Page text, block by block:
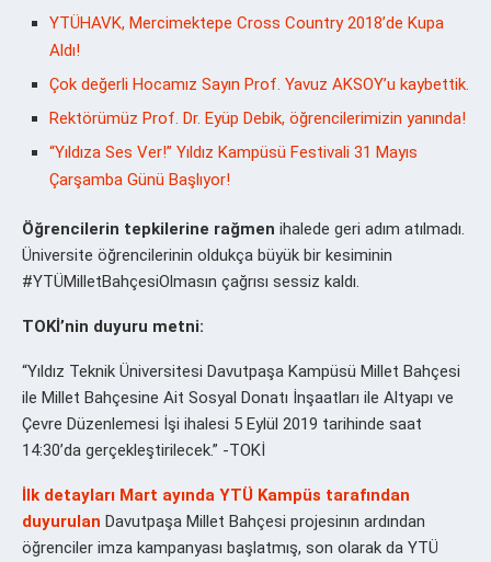
YTÜHAVK, Mercimektepe Cross Country 2018’de Kupa
Aldı!
Çok değerli Hocamız Sayın Prof. Yavuz AKSOY’u kaybettik.
Rektörümüz Prof. Dr. Eyüp Debik, öğrencilerimizin yanında!
“Yıldıza Ses Ver!” Yıldız Kampüsü Festivali 31 Mayıs
Çarşamba Günü Başlıyor!
Öğrencilerin tepkilerine rağmen ihalede geri adım atılmadı.
Üniversite öğrencilerinin oldukça büyük bir kesiminin
#YTÜMilletBahçesiOlmasın çağrısı sessiz kaldı.
TOKİ’nin duyuru metni:
“Yıldız Teknik Üniversitesi Davutpaşa Kampüsü Millet Bahçesi
ile Millet Bahçesine Ait Sosyal Donatı İnşaatları ile Altyapı ve
Çevre Düzenlemesi İşi ihalesi 5 Eylül 2019 tarihinde saat
14:30’da gerçekleştirilecek.” -TOKİ
İlk detayları Mart ayında YTÜ Kampüs tarafından
duyurulan Davutpaşa Millet Bahçesi projesinın ardından
öğrenciler imza kampanyası başlatmış, son olarak da YTÜ